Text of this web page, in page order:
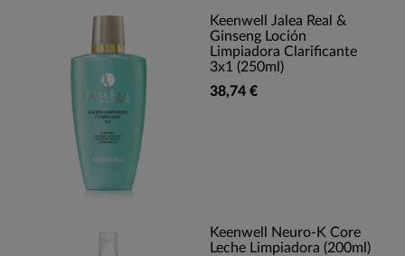
Keenwell Jalea Real &
Ginseng Loción
Limpiadora Clarificante
3x1 (250ml)
38,74 €
Keenwell Neuro-K Core
Leche Limpiadora (200ml)